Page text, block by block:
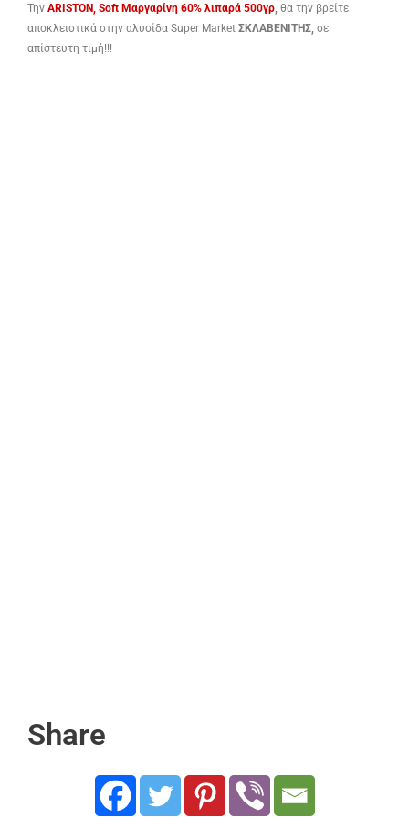
Την ARISTON, Soft Μαργαρίνη 60% λιπαρά 500γρ, θα την βρείτε
αποκλειστικά στην αλυσίδα Super Mar­ket ΣΚΛΑΒΕΝΙΤΗΣ, σε
απίστευτη τιμή!!!
Share